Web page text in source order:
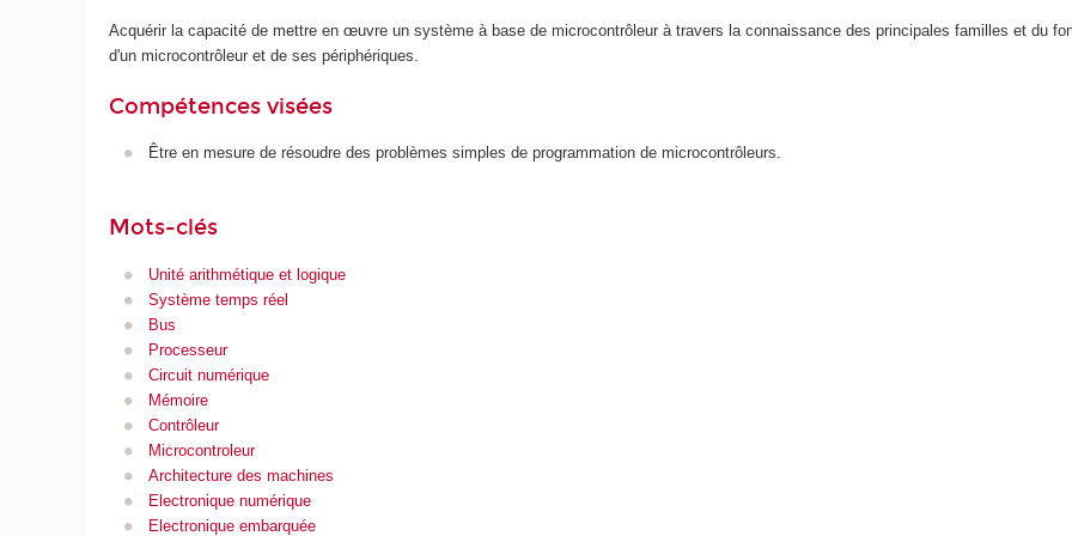
Acquérir la capacité de mettre en œuvre un système à base de microcontrôleur à travers la connaissance des principales familles et du
d'un microcontrôleur et de ses périphériques.
Compétences visées
Être en mesure de résoudre des problèmes simples de programmation de microcontrôleurs.
Mots-clés
Unité arithmétique et logique
Système temps réel
Bus
Processeur
Circuit numérique
Mémoire
Contrôleur
Microcontroleur
Architecture des machines
Electronique numérique
Electronique embarquée